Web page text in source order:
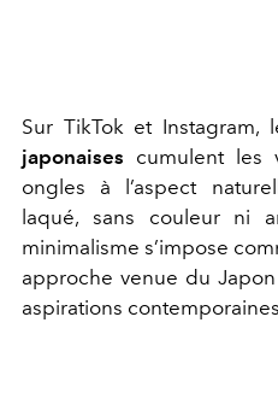
Sur TikTok et Instagram,
japonaises cumulent les
ongles à l’aspect
laqué, sans couleur ni
minimalisme s’impose
approche venue du
aspirations